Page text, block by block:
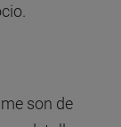
son de